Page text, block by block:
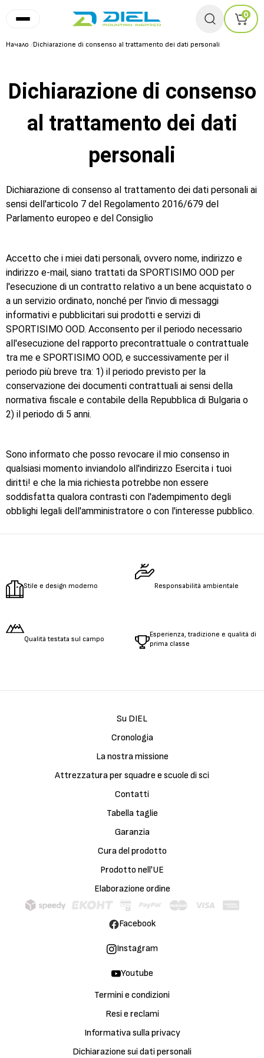
0
Начало /Dichiarazione di consenso al trattamento dei dati personali
Dichiarazione di consenso
al trattamento dei dati
personali
Dichiarazione di consenso al trattamento dei dati personali ai
sensi dell'articolo 7 del Regolamento 2016/679 del
Parlamento europeo e del Consiglio
Accetto che i miei dati personali, ovvero nome, indirizzo e
indirizzo e-mail, siano trattati da SPORTISIMO OOD per
l'esecuzione di un contratto relativo a un bene acquistato o
a un servizio ordinato, nonché per l'invio di messaggi
informativi e pubblicitari sui prodotti e servizi di
SPORTISIMO OOD. Acconsento per il periodo necessario
all'esecuzione del rapporto precontrattuale o contrattuale
tra me e SPORTISIMO OOD, e successivamente per il
periodo più breve tra: 1) il periodo previsto per la
conservazione dei documenti contrattuali ai sensi della
normativa fiscale e contabile della Repubblica di Bulgaria o
2) il periodo di 5 anni.
Sono informato che posso revocare il mio consenso in
qualsiasi momento inviandolo all'indirizzo Esercita i tuoi
diritti! e che la mia richiesta potrebbe non essere
soddisfatta qualora contrasti con l'adempimento degli
obblighi legali dell'amministratore o con l'interesse pubblico.
Stile e design moderno Responsabilità ambientale
Qualità testata sul campo
Esperienza, tradizione e qualità di
prima classe
Su DIEL
Cronologia
La nostra missione
Attrezzatura per squadre e scuole di sci
Contatti
Tabella taglie
Garanzia
Cura del prodotto
Prodotto nell'UE
Elaborazione ordine
Termini e condizioni
Resi e reclami
Informativa sulla privacy
Dichiarazione sui dati personali
Facebook
Instagram
Youtube